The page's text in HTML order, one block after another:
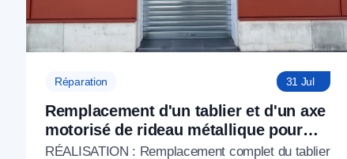
Réparation 31 Jul
Remplacement d'un tablier et d'un axe
motorisé de rideau métallique pour
M'CHADAL (Optical Center) (95)
RÉALISATION : Remplacement complet du tablier